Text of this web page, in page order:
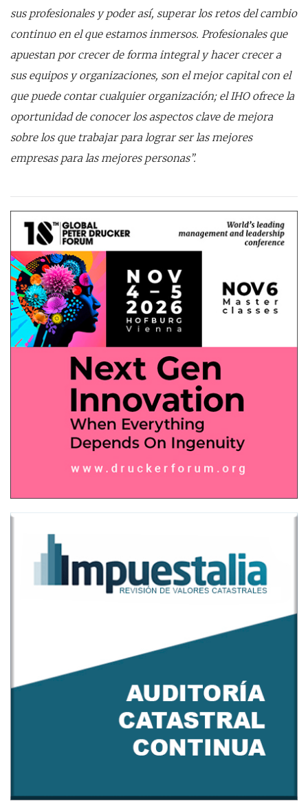
sus profesionales y poder así, superar los retos del cambio
continuo en el que estamos inmersos. Profesionales que
apuestan por crecer de forma integral y hacer crecer a
sus equipos y organizaciones, son el mejor capital con el
que puede contar cualquier organización; el IHO ofrece la
oportunidad de conocer los aspectos clave de mejora
sobre los que trabajar para lograr ser las mejores
empresas para las mejores personas”.